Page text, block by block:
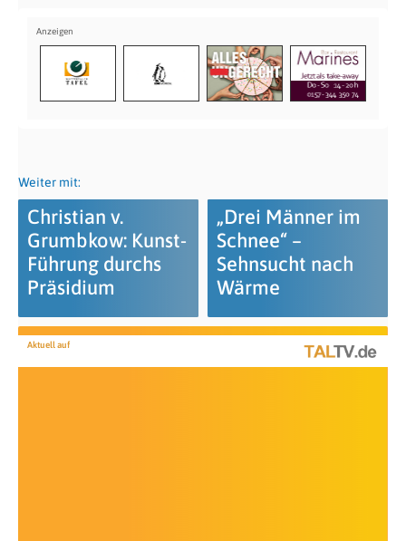
Weiter mit:
Christian v.
Grumbkow: Kunst-
Führung durchs
Präsidium
„Drei Männer im
Schnee“ –
Sehnsucht nach
Wärme
Aktuell auf